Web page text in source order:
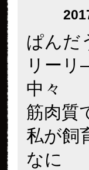
こん
ます。
のです
せんで
ャンシ
ーいっ
だった